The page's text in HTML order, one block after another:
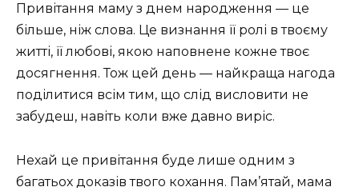
Привітання маму з днем народження — це
більше, ніж слова. Це визнання її ролі в твоєму
житті, її любові, якою наповнене кожне твоє
досягнення. Тож цей день — найкраща нагода
поділитися всім тим, що слід висловити не
забудеш, навіть коли вже давно виріс.
Нехай це привітання буде лише одним з
багатьох доказів твого кохання. Пам’ятай, мама